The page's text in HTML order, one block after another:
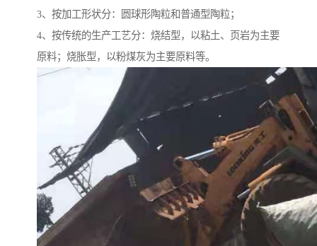
3、按加工形状分：圆球形陶粒和普通型陶粒；
4、按传统的生产工艺分：烧结型，以粘土、页岩为主要
原料；烧胀型，以粉煤灰为主要原料等。